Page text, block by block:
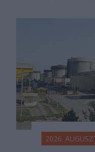
2026.